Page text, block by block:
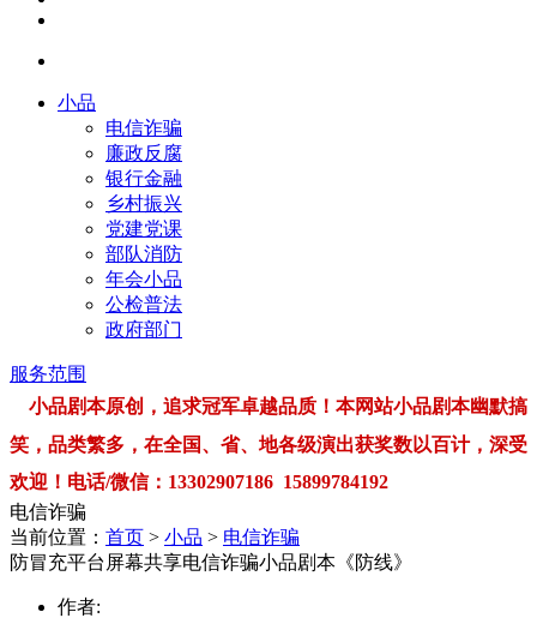
小品
电信诈骗
廉政反腐
银行金融
乡村振兴
党建党课
部队消防
年会小品
公检普法
政府部门
服务范围
小品剧本原创，追求冠军卓越品质！本网站小品剧本幽默搞
笑，品类繁多，在全国、省、地各级演出获奖数以百计，深受
欢迎！电话/微信：13302907186 15899784192
电信诈骗
当前位置： 首页 > 小品 > 电信诈骗
防冒充平台屏幕共享电信诈骗小品剧本《防线》
作者: